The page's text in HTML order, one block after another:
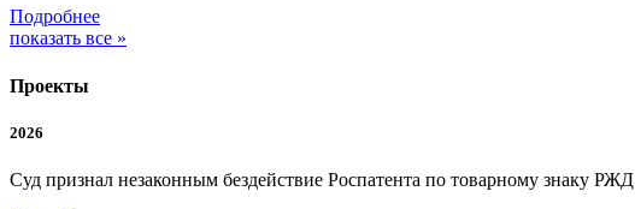
Подробнее
показать все »
Проекты
2026
Суд признал незаконным бездействие Роспатента по товарному знаку РЖД